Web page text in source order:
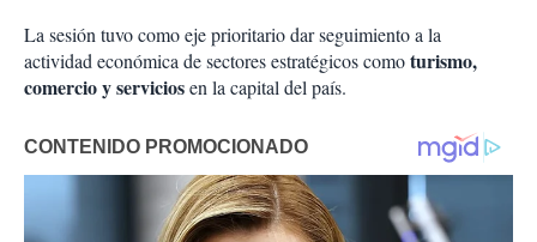
La sesión tuvo como eje prioritario dar seguimiento a la
actividad económica de sectores estratégicos comoturismo,
comercio y serviciosen la capital del país.